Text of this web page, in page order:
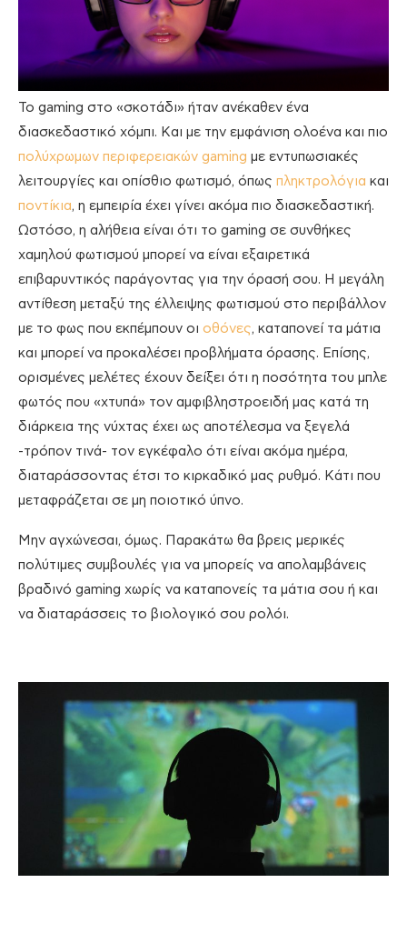
To gaming στο «σκοτάδι» ήταν ανέκαθεν ένα
διασκεδαστικό χόμπι. Και με την εμφάνιση ολοένα και πιο
πολύχρωμων περιφερειακών gaming με εντυπωσιακές
λειτουργίες και οπίσθιο φωτισμό, όπως πληκτρολόγια και
ποντίκια, η εμπειρία έχει γίνει ακόμα πιο διασκεδαστική.
Ωστόσο, η αλήθεια είναι ότι το gaming σε συνθήκες
χαμηλού φωτισμού μπορεί να είναι εξαιρετικά
επιβαρυντικός παράγοντας για την όρασή σου. Η μεγάλη
αντίθεση μεταξύ της έλλειψης φωτισμού στο περιβάλλον
με το φως που εκπέμπουν οι οθόνες, καταπονεί τα μάτια
και μπορεί να προκαλέσει προβλήματα όρασης. Επίσης,
ορισμένες μελέτες έχουν δείξει ότι η ποσότητα του μπλε
φωτός που «χτυπά» τον αμφιβληστροειδή μας κατά τη
διάρκεια της νύχτας έχει ως αποτέλεσμα να ξεγελά
-τρόπον τινά- τον εγκέφαλο ότι είναι ακόμα ημέρα,
διαταράσσοντας έτσι το κιρκαδικό μας ρυθμό. Κάτι που
μεταφράζεται σε μη ποιοτικό ύπνο.
Μην αγχώνεσαι, όμως. Παρακάτω θα βρεις μερικές
πολύτιμες συμβουλές για να μπορείς να απολαμβάνεις
βραδινό gaming χωρίς να καταπονείς τα μάτια σου ή και
να διαταράσσεις το βιολογικό σου ρολόι.